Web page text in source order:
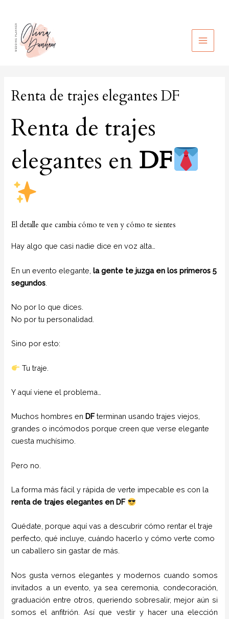
contenido
MAIN
Renta de trajes elegantes DF
Renta de trajes
elegantes en DF
El detalle que cambia cómo te ven y cómo te sientes
Hay algo que casi nadie dice en voz alta…
En un evento elegante,la gente te juzga en los primeros 5
segundos
No por lo que dices.
No por tu personalidad.
Sino por esto:
Tu traje.
Y aquí viene el problema…
Muchos hombres enDFterminan usando trajes viejos,
grandes o incómodos porque creen que verse elegante
cuesta muchísimo.
Pero no.
La forma más fácil y rápida de verte impecable es con la
renta de trajes elegantes en DF
Quédate, porque aquí vas a descubrir cómo rentar el traje
perfecto, qué incluye, cuándo hacerlo y cómo verte como
un caballero sin gastar de más.
Nos gusta vernos elegantes y modernos cuando somos
invitados a un evento, ya sea ceremonia, condecoración,
graduación entre otros, queriendo sobresalir, mejor aún si
somos el anfitrión. Así que vestir y hacer una elección